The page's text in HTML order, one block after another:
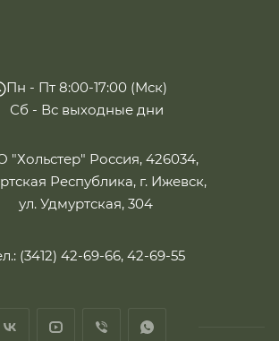
Пн - Пт 8:00-17:00 (Мск)
Сб - Вс выходные дни
"Хольстер" Россия, 426034,
Республика, г. Ижевск,
ул. Удмуртская, 304
(3412) 42-69-66, 42-69-55